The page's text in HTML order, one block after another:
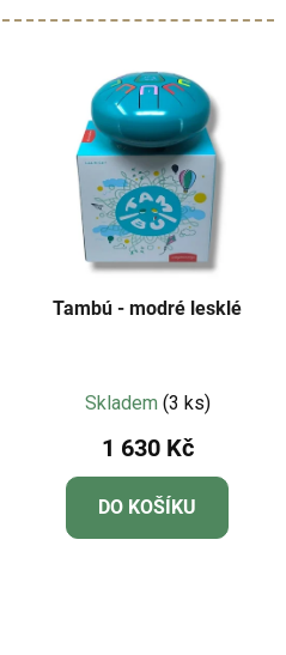
Tambú - modré lesklé
hodnocení
produktu
je
5,0
z
Skladem (3 ks)
1 630 Kč
DO KOŠÍKU